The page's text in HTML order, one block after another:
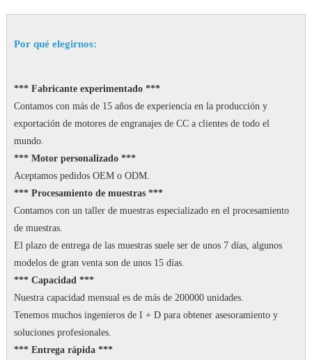
Por qué elegirnos:
*** Fabricante experimentado ***
Contamos con más de 15 años de experiencia en la producción y
exportación de motores de engranajes de CC a clientes de todo el
mundo.
*** Motor personalizado ***
Aceptamos pedidos OEM o ODM.
*** Procesamiento de muestras ***
Contamos con un taller de muestras especializado en el procesamiento
de muestras.
El plazo de entrega de las muestras suele ser de unos 7 días, algunos
modelos de gran venta son de unos 15 días.
*** Capacidad ***
Nuestra capacidad mensual es de más de 200000 unidades.
Tenemos muchos ingenieros de I + D para obtener asesoramiento y
soluciones profesionales.
*** Entrega rápida ***